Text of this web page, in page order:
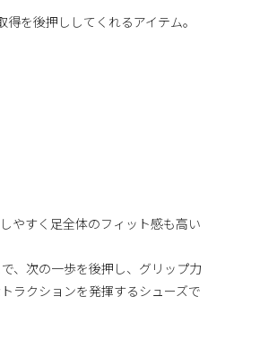
を後押ししてくれるアイテム。
やすく足全体のフィット感も高い
、次の一歩を後押し、グリップ力
ラクションを発揮するシューズで